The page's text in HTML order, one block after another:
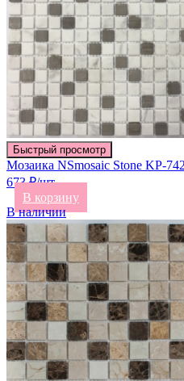
Быстрый просмотр
Мозаика NSmosaic Stone KP-
673 ₽/шт
В корзину
В наличии